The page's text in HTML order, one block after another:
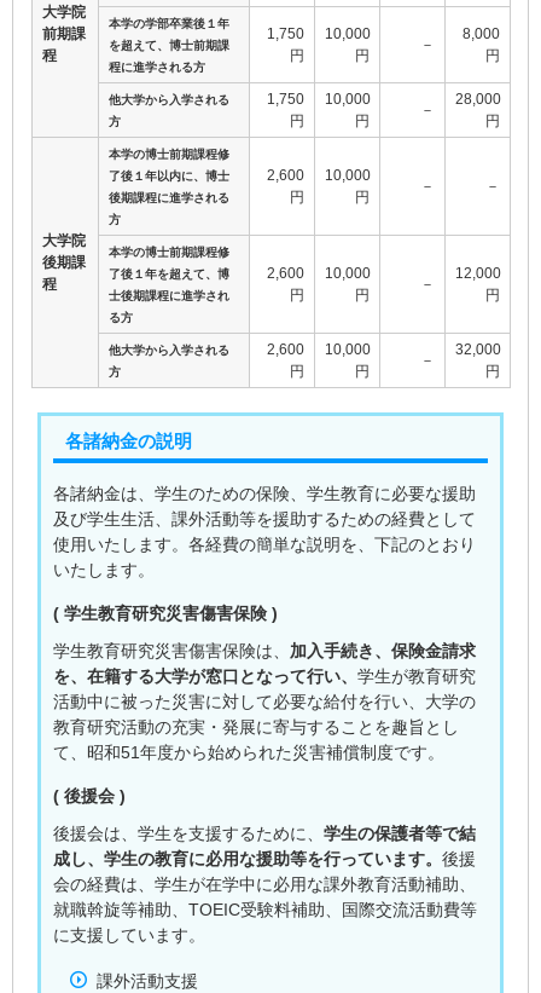
大学院
前期課
程
本学の学部卒業後１年
を超えて、博士前期課
程に進学される方
1,750
円
10,000
円
－
8,000
円
他大学から入学される
方
1,750
円
10,000
円
－
28,000
円
大学院
後期課
程
本学の博士前期課程修
了後１年以内に、博士
後期課程に進学される
方
2,600
円
10,000
円
－ －
本学の博士前期課程修
了後１年を超えて、博
士後期課程に進学され
る方
2,600
円
10,000
円
－
12,000
円
他大学から入学される
方
2,600
円
10,000
円
－
32,000
円
各諸納金の説明
各諸納金は、学生のための保険、学生教育に必要な援助
及び学生生活、課外活動等を援助するための経費として
使用いたします。各経費の簡単な説明を、下記のとおり
いたします。
( 学生教育研究災害傷害保険 )
学生教育研究災害傷害保険は、 加入手続き、保険金請求
を、在籍する大学が窓口となって行い、 学生が教育研究
活動中に被った災害に対して必要な給付を行い、大学の
教育研究活動の充実・発展に寄与することを趣旨とし
て、昭和51年度から始められた災害補償制度です。
( 後援会 )
後援会は、学生を支援するために、 学生の保護者等で結
成し、学生の教育に必用な援助等を行っています。 後援
会の経費は、学生が在学中に必用な課外教育活動補助、
就職斡旋等補助、TOEIC受験料補助、国際交流活動費等
に支援しています。
課外活動支援